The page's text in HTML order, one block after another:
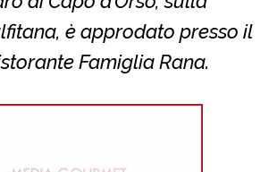
è approdato presso il
Famiglia Rana.